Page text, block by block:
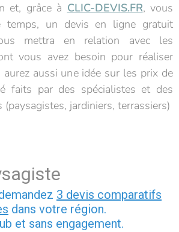
et, grâce à CLIC-DEVIS.FR, vous
temps, un devis en ligne gratuit
mettra en relation avec les
vous avez besoin pour réaliser
aussi une idée sur les prix de
faits par des spécialistes et des
jardiniers, terrassiers)
3 devis comparatifs
dans votre région.
et sans engagement.